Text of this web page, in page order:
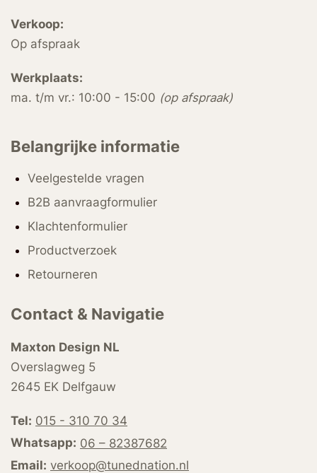
Verkoop:
Op afspraak
Werkplaats:
ma. t/m vr.: 10:00 - 15:00 (op afspraak)
Belangrijke informatie
Veelgestelde vragen
B2B aanvraagformulier
Klachtenformulier
Productverzoek
Retourneren
Contact & Navigatie
Maxton Design NL
Overslagweg 5
2645 EK Delfgauw
Tel: 015 - 310 70 34
Whatsapp: 06 – 82387682
Email: verkoop@tunednation.nl